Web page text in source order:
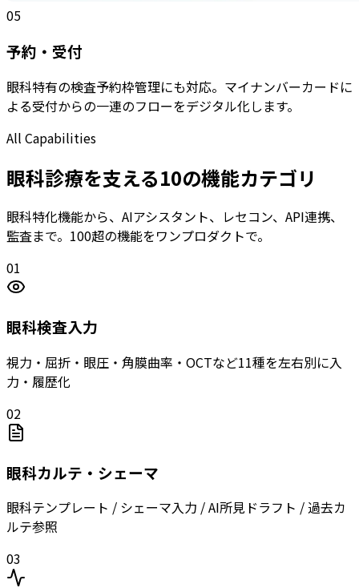
05
予約・受付
眼科特有の検査予約枠管理にも対応。マイナンバーカードに
よる受付からの一連のフローをデジタル化します。
All Capabilities
眼科診療を支える10の機能カテゴリ
眼科特化機能から、AIアシスタント、レセコン、API連携、
監査まで。100超の機能をワンプロダクトで。
01
眼科検査入力
視力・屈折・眼圧・角膜曲率・OCTなど11種を左右別に入
力・履歴化
02
眼科カルテ・シェーマ
眼科テンプレート / シェーマ入力 / AI所見ドラフト / 過去カ
ルテ参照
03